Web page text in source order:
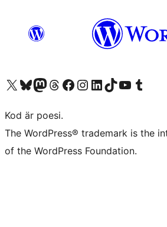
Besök vår X-konto (f.d. Twitter)
Besök vårt Bluesky-konto
Besök vårt Mastodon-konto
Besök vårt Thread-konto
Besök vår Facebook-sidaBesök vårt Instagram-konto
Besök vårt LinkedIn-konto
Besök vårt TikTok-konto
Besök vår YouTube-kanalBesök vårt Tumblr-konto
Kod är poesi.
The WordPress® trademark is the
of the WordPress Foundation.